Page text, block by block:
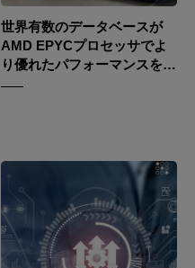
世界有数のデータベースが
AMD EPYCプロセッサでよ
り優れたパフォーマンスを発
揮